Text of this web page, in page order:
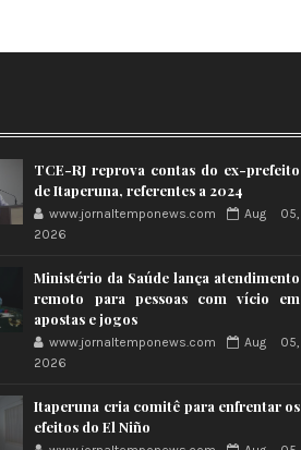
TCE-RJ reprova contas do ex-prefeito
de Itaperuna, referentes a 2024
www.jornaltemponews.com
Aug 05,
2026
Ministério da Saúde lança atendimento
remoto para pessoas com vício em
apostas e jogos
www.jornaltemponews.com
Aug 05,
2026
Itaperuna cria comitê para enfrentar os
efeitos do El Niño